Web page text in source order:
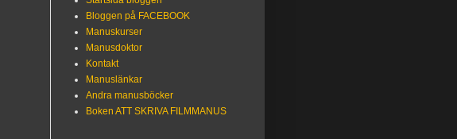
Bloggen på FACEBOOK
Manuskurser
Manusdoktor
Kontakt
Manuslänkar
Andra manusböcker
Boken ATT SKRIVA FILMMANUS